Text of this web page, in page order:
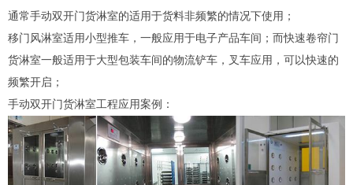
通常手动双开门货淋室的适用于货料非频繁的情况下使用；
移门风淋室适用小型推车，一般应用于电子产品车间；而快速卷帘门
货淋室一般适用于大型包装车间的物流铲车，叉车应用，可以快速的
频繁开启；
手动双开门货淋室工程应用案例：